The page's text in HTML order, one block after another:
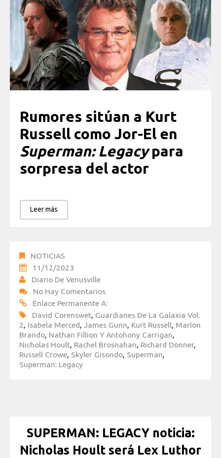
Rumores sitúan a Kurt
Russell como Jor-El en
Superman: Legacypara
sorpresa del actor
Leer más
NOTICIAS
11/12/2023
Diario De Venusville
No Hay Comentarios
Enlace Permanente A:
David Corenswet, Guardianes De La Galaxia Vol.
2, Isabela Merced, James Gunn, Kurt Russell, Marlon
Brando, Nathan Fillion Y Antohony Carrigan,
Nicholas Hoult, Rachel Brosnahan, Richard Donner,
Russell Crowe, Skyler Gisondo, Superman,
Superman: Legacy
SUPERMAN: LEGACY noticia:
Nicholas Hoult será Lex Luthor